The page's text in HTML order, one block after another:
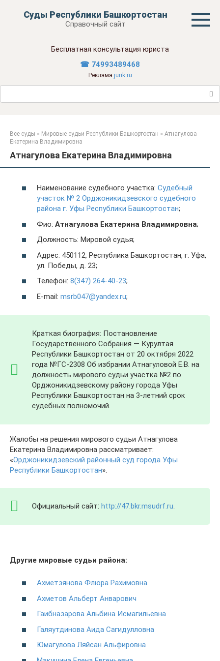
Суды Республики Башкортостан
Справочный сайт
Бесплатная консультация юриста
☎ 74993489468
Реклама jurik.ru
Поиск:
Все суды » Мировые судьи Республики Башкортостан » Атнагулова
Екатерина Владимировна
Атнагулова Екатерина Владимировна
Наименование судебного участка: Судебный
участок № 2 Орджоникидзевского судебного
района г. Уфы Республики Башкортостан;
Фио: Атнагулова Екатерина Владимировна;
Должность: Мировой судья;
Адрес: 450112, Республика Башкортостан, г. Уфа,
ул. Победы, д. 23;
Телефон: 8(347) 264-40-23;
E-mail: msrb047@yandex.ru;
Краткая биография: Постановление
Государственного Собрания — Курултая
Республики Башкортостан от 20 октября 2022
года №ГС-2308 Об избрании Атнагуловой Е.В. на
должность мирового судьи участка №2 по
Орджоникидзевскому району города Уфы
Республики Башкортостан на 3-летний срок
судебных полномочий.
Жалобы на решения мирового судьи Атнагулова
Екатерина Владимировна рассматривает:
«Орджоникидзевский районный суд города Уфы
Республики Башкортостан».
Официальный сайт: http://47.bkr.msudrf.ru
Другие мировые судьи района:
Ахметзянова Флюра Рахимовна
Ахметов Альберт Анварович
Гаибназарова Альбина Исмагильевна
Галяутдинова Аида Сагидулловна
Юмагулова Ляйсан Альфировна